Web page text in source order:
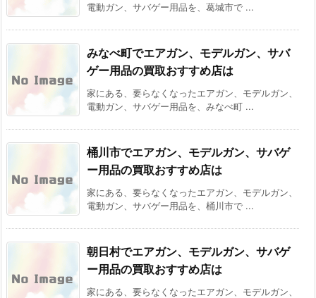
電動ガン、サバゲー用品を、葛城市で ...
みなべ町でエアガン、モデルガン、サバ
ゲー用品の買取おすすめ店は
家にある、要らなくなったエアガン、モデルガン、
電動ガン、サバゲー用品を、みなべ町 ...
桶川市でエアガン、モデルガン、サバゲ
ー用品の買取おすすめ店は
家にある、要らなくなったエアガン、モデルガン、
電動ガン、サバゲー用品を、桶川市で ...
朝日村でエアガン、モデルガン、サバゲ
ー用品の買取おすすめ店は
家にある、要らなくなったエアガン、モデルガン、